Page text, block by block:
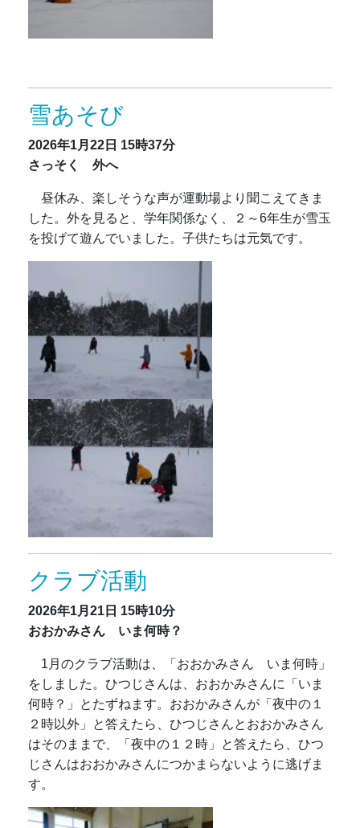
雪あそび
2026年1月22日 15時37分
さっそく 外へ
昼休み、楽しそうな声が運動場より聞こえてきま
した。外を見ると、学年関係なく、２～6年生が雪玉
を投げて遊んでいました。子供たちは元気です。
クラブ活動
2026年1月21日 15時10分
おおかみさん いま何時？
1月のクラブ活動は、「おおかみさん いま何時」
をしました。ひつじさんは、おおかみさんに「いま
何時？」とたずねます。おおかみさんが「夜中の１
２時以外」と答えたら、ひつじさんとおおかみさん
はそのままで、「夜中の１２時」と答えたら、ひつ
じさんはおおかみさんにつかまらないように逃げま
す。